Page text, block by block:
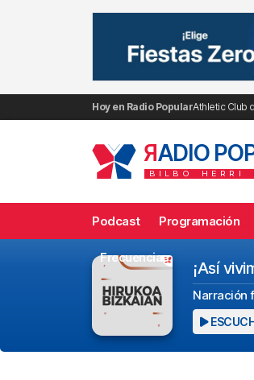
Hoy en Radio PopularAthletic Club
RADIO
BILBO HERRI
Podcast Programación
Frecuencias
¡Así
Narración